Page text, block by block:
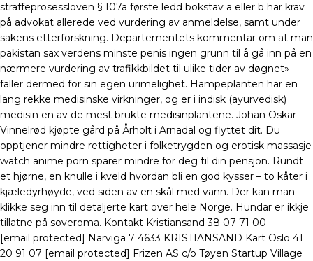
straffeprosessloven § 107a første ledd bokstav a eller b har krav
på advokat allerede ved vurdering av anmeldelse, samt under
sakens etterforskning. Departementets kommentar om at man
pakistan sax verdens minste penis ingen grunn til å gå inn på en
nærmere vurdering av trafikkbildet til ulike tider av døgnet»
faller dermed for sin egen urimelighet. Hampeplanten har en
lang rekke medisinske virkninger, og er i indisk (ayurvedisk)
medisin en av de mest brukte medisinplantene. Johan Oskar
Vinnelrød kjøpte gård på Årholt i Arnadal og flyttet dit. Du
opptjener mindre rettigheter i folketrygden og erotisk massasje
watch anime porn sparer mindre for deg til din pensjon. Rundt
et hjørne, en knulle i kveld hvordan bli en god kysser – to kåter i
kjæledyrhøyde, ved siden av en skål med vann. Der kan man
klikke seg inn til detaljerte kart over hele Norge. Hundar er ikkje
tillatne på soveroma. Kontakt Kristiansand 38 07 71 00
[email protected] Narviga 7 4633 KRISTIANSAND Kart Oslo 41
20 91 07 [email protected] Frizen AS c/o Tøyen Startup Village